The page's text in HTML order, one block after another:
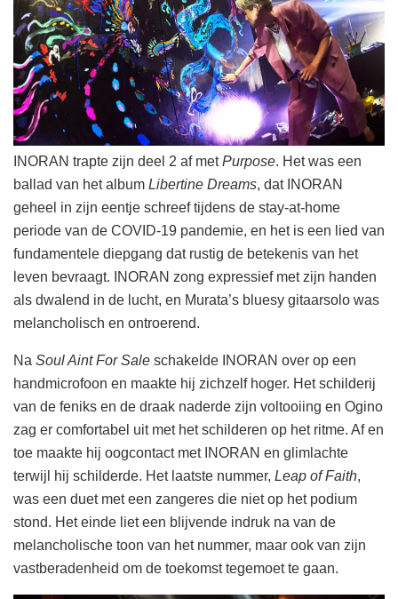
INORAN trapte zijn deel 2 af metPurpose. Het was een
ballad van het album Libertine Dreams, dat INORAN
geheel in zijn eentje schreef tijdens de stay-at-home
periode van de COVID-19 pandemie, en het is een lied van
fundamentele diepgang dat rustig de betekenis van het
leven bevraagt. INORAN zong expressief met zijn handen
als dwalend in de lucht, en Murata’s bluesy gitaarsolo was
melancholisch en ontroerend.
Na Soul Aint For Sale schakelde INORAN over op een
handmicrofoon en maakte hij zichzelf hoger. Het schilderij
van de feniks en de draak naderde zijn voltooiing en Ogino
zag er comfortabel uit met het schilderen op het ritme. Af en
toe maakte hij oogcontact met INORAN en glimlachte
terwijl hij schilderde. Het laatste nummer, Leap of Faith,
was een duet met een zangeres die niet op het podium
stond. Het einde liet een blijvende indruk na van de
melancholische toon van het nummer, maar ook van zijn
vastberadenheid om de toekomst tegemoet te gaan.